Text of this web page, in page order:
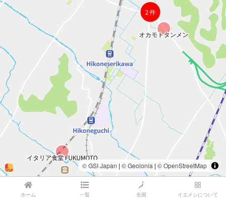
ホーム 一覧 全国 イエメシについて